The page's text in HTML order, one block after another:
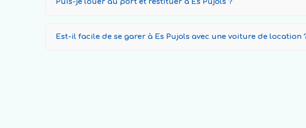
Puis-je louer au port et restituer à Es Pujols ?
Est-il facile de se garer à Es Pujols avec une voiture de location